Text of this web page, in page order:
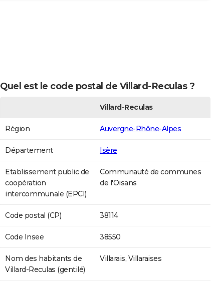
Quel est le code postal de Villard-Reculas ?
Villard-Reculas
Région Auvergne-Rhône-Alpes
Département Isère
Etablissement public de
coopération
intercommunale (EPCI)
Communauté de communes
de l'Oisans
Code postal (CP) 38114
Code Insee 38550
Nom des habitants de
Villard-Reculas (gentilé)
Villarais, Villaraises